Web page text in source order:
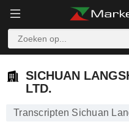
SICHUAN
LTD.
Transcripten Sichuan